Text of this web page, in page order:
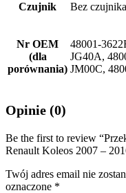
Czujnik Bez czujnika
Nr OEM
(dla
porównania)
48001-
JG40A,
JM00C,
Opinie (0)
Be the first to review
Renault Koleos 2007 –
Twój adres email nie
oznaczone *